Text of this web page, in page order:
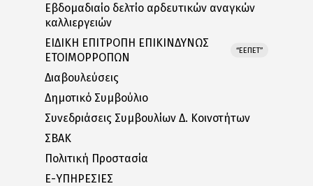
Εβδομαδιαίο δελτίο αρδευτικών αναγκών
καλλιεργειών
ΕΙΔΙΚΗ ΕΠΙΤΡΟΠΗ ΕΠΙΚΙΝΔΥΝΩΣ
ΕΤΟΙΜΟΡΡΟΠΩΝ
“ΕΕΠΕΤ”
Διαβουλεύσεις
Δημοτικό Συμβούλιο
Συνεδριάσεις Συμβουλίων Δ. Κοινοτήτων
ΣΒΑΚ
Πολιτική Προστασία
E-ΥΠΗΡΕΣΙΕΣ